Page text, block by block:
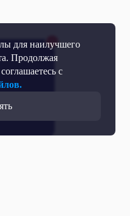
для наилучшего
Продолжая
с